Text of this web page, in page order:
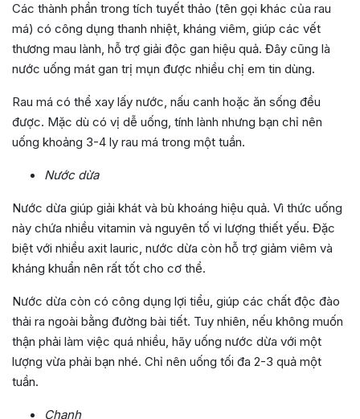
Các thành phần trong tích tuyết thảo (tên gọi khác của rau
má) có công dụng thanh nhiệt, kháng viêm, giúp các vết
thương mau lành, hỗ trợ giải độc gan hiệu quả. Đây cũng là
nước uống mát gan trị mụn được nhiều chị em tin dùng.
Rau má có thể xay lấy nước, nấu canh hoặc ăn sống đều
được. Mặc dù có vị dễ uống, tính lành nhưng bạn chỉ nên
uống khoảng 3-4 ly rau má trong một tuần.
Nước dừa
Nước dừa giúp giải khát và bù khoáng hiệu quả. Vì thức uống
này chứa nhiều vitamin và nguyên tố vi lượng thiết yếu. Đặc
biệt với nhiều axit lauric, nước dừa còn hỗ trợ giảm viêm và
kháng khuẩn nên rất tốt cho cơ thể.
Nước dừa còn có công dụng lợi tiểu, giúp các chất độc đào
thải ra ngoài bằng đường bài tiết. Tuy nhiên, nếu không muốn
thận phải làm việc quá nhiều, hãy uống nước dừa với một
lượng vừa phải bạn nhé. Chỉ nên uống tối đa 2-3 quả một
tuần.
Chanh